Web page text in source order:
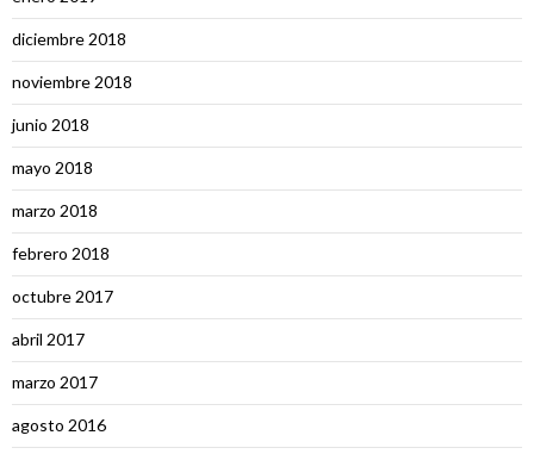
diciembre 2018
noviembre 2018
junio 2018
mayo 2018
marzo 2018
febrero 2018
octubre 2017
abril 2017
marzo 2017
agosto 2016